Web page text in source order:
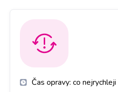
Čas opravy: co nejrychleji